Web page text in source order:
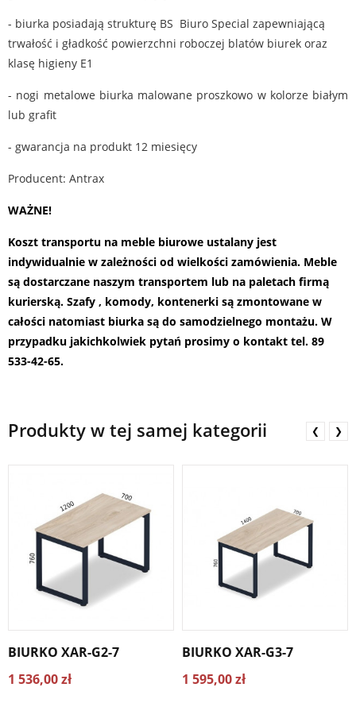
- biurka posiadają strukturę BS Biuro Special zapewniającą
trwałość i gładkość powierzchni roboczej blatów biurek oraz
klasę higieny E1
- nogi metalowe biurka malowane proszkowo w kolorze białym
lub grafit
- gwarancja na produkt 12 miesięcy
Producent: Antrax
WAŻNE!
Koszt transportu na meble biurowe ustalany jest
indywidualnie w zależności od wielkości zamówienia. Meble
są dostarczane naszym transportem lub na paletach firmą
kurierską. Szafy , komody, kontenerki są zmontowane w
całości natomiast biurka są do samodzielnego montażu. W
przypadku jakichkolwiek pytań prosimy o kontakt tel. 89
533-42-65.
Produkty w tej samej kategorii
BIURKO XAR-G2-7
1 536,00 zł
BIURKO XAR-G3-7
1 595,00 zł
❮ ❯